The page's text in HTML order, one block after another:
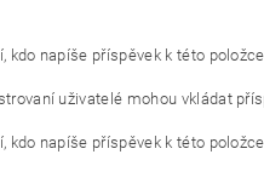
kdo napíše příspěvek k této položce.
uživatelé mohou vkládat
kdo napíše příspěvek k této položce.